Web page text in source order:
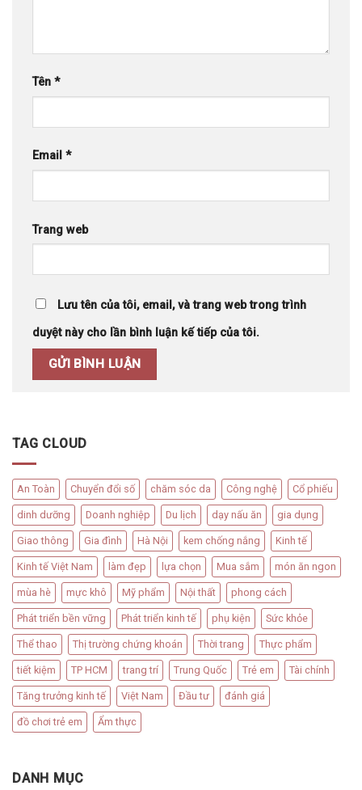
Tên *
Email *
Trang web
Lưu tên của tôi, email, và trang web trong trình
duyệt này cho lần bình luận kế tiếp của tôi.
TAG CLOUD
An Toàn Chuyển đổi số chăm sóc da Công nghệ Cổ phiếu
dinh dưỡng Doanh nghiệp Du lịch dạy nấu ăn gia dụng
Giao thông Gia đình Hà Nội kem chống nắng Kinh tế
Kinh tế Việt Nam làm đẹp lựa chọn Mua sắm món ăn ngon
mùa hè mực khô Mỹ phẩm Nội thất phong cách
Phát triển bền vững Phát triển kinh tế phụ kiện Sức khỏe
Thể thao Thị trường chứng khoán Thời trang Thực phẩm
tiết kiệm TP HCM trang trí Trung Quốc Trẻ em Tài chính
Tăng trưởng kinh tế Việt Nam Đầu tư đánh giá
đồ chơi trẻ em Ẩm thực
DANH MỤC